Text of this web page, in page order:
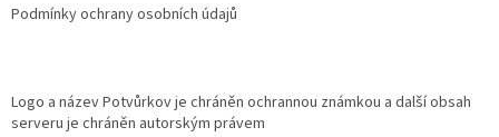
Podmínky ochrany osobních údajů
Logo a název Potvůrkov je chráněn ochrannou známkou a další obsah
serveru je chráněn autorským právem